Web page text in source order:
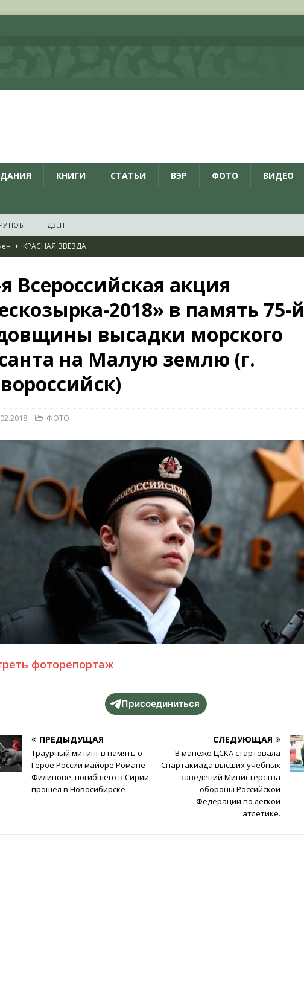
КНИГИ СТАТЬИ ВЭР ФОТО ВИДЕО
РУТЮБ ДЗЕН
КРАСНАЯ ЗВЕЗДА
(2026)
ВОЕННО-ИСТОРИЧЕСКИЙ ЖУРНАЛ
мультимедийный проект с рассекреченными документами из
дня создания Железнодорожных войск ВС РФ
НОВОСТИ
Всероссийская акция
2018» в память 75-й
высадки морского
на Малую землю (г.
ФОТО
фоторепортаж
Присоединиться
ПРЕДЫДУЩАЯ
Траурный митинг в память о
Герое России майоре Романе
Филипове, погибшего в Сирии,
прошел в Новосибирске
СЛЕДУЮЩАЯ
В манеже ЦСКА стартовала
Спартакиада высших учебных
заведений Министерства
обороны Российской
Федерации по легкой
атлетике.